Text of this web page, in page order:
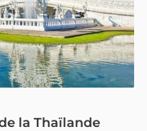
la Thaïlande